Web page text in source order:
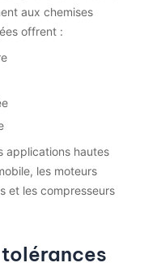
aux chemises
offrent :
applications hautes
les moteurs
et les compresseurs